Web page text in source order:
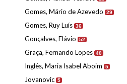
Gomes, Mário de Azevedo 29
Gomes, Ruy Luís 36
Gonçalves, Flávio 52
Graça, Fernando Lopes 40
Inglês, Maria Isabel Aboim 5
Jovanovic 5